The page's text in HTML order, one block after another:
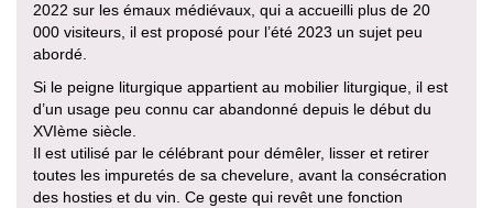
2022 sur les émaux médiévaux, qui a accueilli plus de 20
000 visiteurs, il est proposé pour l’été 2023 un sujet peu
abordé.
Si le peigne liturgique appartient au mobilier liturgique, il est
d’un usage peu connu car abandonné depuis le début du
XVIème siècle.
Il est utilisé par le célébrant pour démêler, lisser et retirer
toutes les impuretés de sa chevelure, avant la consécration
des hosties et du vin. Ce geste qui revêt une fonction